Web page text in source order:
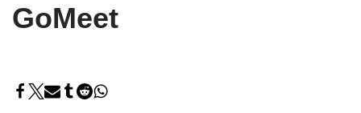
GoMeet